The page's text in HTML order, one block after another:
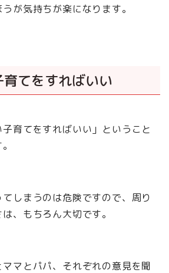
が気持ちが楽になります。
てをすればいい
育てをすればいい」ということ
しまうのは危険ですので、周り
、もちろん大切です。
マとパパ、それぞれの意見を聞